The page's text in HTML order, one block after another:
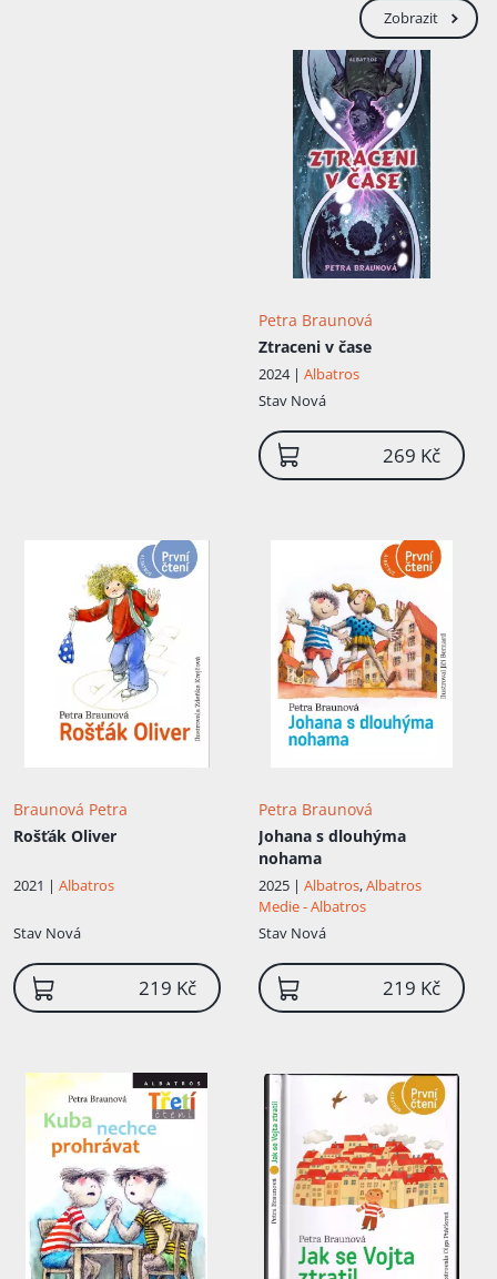
Zobrazit
Petra Braunová
Ztraceni v čase
2024 | Albatros
Stav Nová
269 Kč
Braunová Petra
Rošťák Oliver
2021 | Albatros
Stav Nová
219 Kč
Petra Braunová
Johana s dlouhýma
nohama
2025 | Albatros,Albatros
Medie - Albatros
Stav Nová
219 Kč